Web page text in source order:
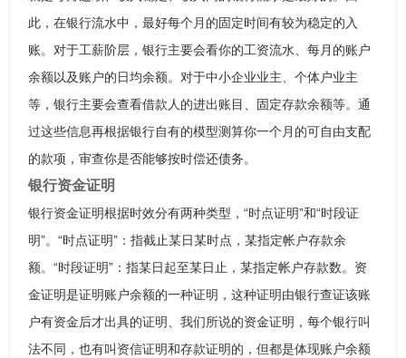
此，在银行流水中，最好每个月的固定时间有较为稳定的入
账。对于工薪阶层，银行主要会看你的工资流水、每月的账户
余额以及账户的日均余额。对于中小企业业主、个体户业主
等，银行主要会查看借款人的进出账目、固定存款余额等。通
过这些信息再根据银行自有的模型测算你一个月的可自由支配
的款项，审查你是否能够按时偿还债务。
银行资金证明
银行资金证明根据时效分有两种类型，“时点证明”和“时段证
明”。“时点证明”：指截止某日某时点，某指定帐户存款余
额。“时段证明”：指某日起至某日止，某指定帐户存款数。资
金证明是证明账户余额的一种证明，这种证明由银行查证该账
户有资金后才出具的证明、我们所说的资金证明，每个银行叫
法不同，也有叫资信证明和存款证明的，但都是体现账户余额